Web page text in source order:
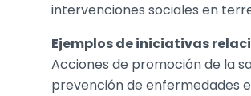
intervenciones sociales en
Ejemplos de iniciativas
Acciones de promoción de la
prevención de enfermedades